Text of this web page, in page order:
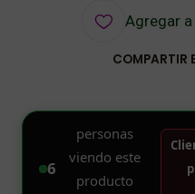
Agregar
COMPARTIR